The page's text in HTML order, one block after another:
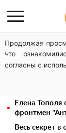
Продолжая
что
согласны с
Может ли
входа в
Павел
актера в
Елена Тополя
фронтмен
Весь секрет